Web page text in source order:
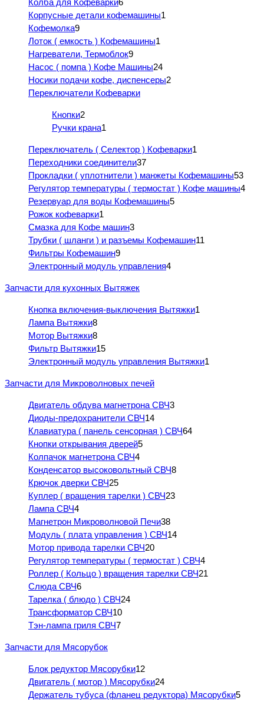
Колба для Кофеварки6
Корпусные детали кофемашины1
Кофемолка9
Лоток ( емкость ) Кофемашины1
Нагреватели, Термоблок9
Насос ( помпа ) Кофе Машины24
Носики подачи кофе, диспенсеры2
Переключатели Кофеварки
Кнопки2
Ручки крана1
Переключатель ( Селектор ) Кофеварки1
Переходники соединители37
Прокладки ( уплотнители ) манжеты Кофемашины53
Регулятор температуры ( термостат ) Кофе машины4
Резервуар для воды Кофемашины5
Рожок кофеварки1
Смазка для Кофе машин3
Трубки ( шланги ) и разъемы Кофемашин11
Фильтры Кофемашин9
Электронный модуль управления4
Запчасти для кухонных Вытяжек
Кнопка включения-выключения Вытяжки1
Лампа Вытяжки8
Мотор Вытяжки8
Фильтр Вытяжки15
Электронный модуль управления Вытяжки1
Запчасти для Микроволновых печей
Двигатель обдува магнетрона СВЧ3
Диоды-предохранители СВЧ14
Клавиатура ( панель сенсорная ) СВЧ64
Кнопки открывания дверей5
Колпачок магнетрона СВЧ4
Конденсатор высоковольтный СВЧ8
Крючок дверки СВЧ25
Куплер ( вращения тарелки ) СВЧ23
Лампа СВЧ4
Магнетрон Микроволновой Печи38
Модуль ( плата управления ) СВЧ14
Мотор привода тарелки СВЧ20
Регулятор температуры ( термостат ) СВЧ4
Роллер ( Кольцо ) вращения тарелки СВЧ21
Слюда СВЧ6
Тарелка ( блюдо ) СВЧ24
Трансформатор СВЧ10
Тэн-лампа гриля СВЧ7
Запчасти для Мясорубок
Блок редуктор Мясорубки12
Двигатель ( мотор ) Мясорубки24
Держатель тубуса (фланец редуктора) Мясорубки5